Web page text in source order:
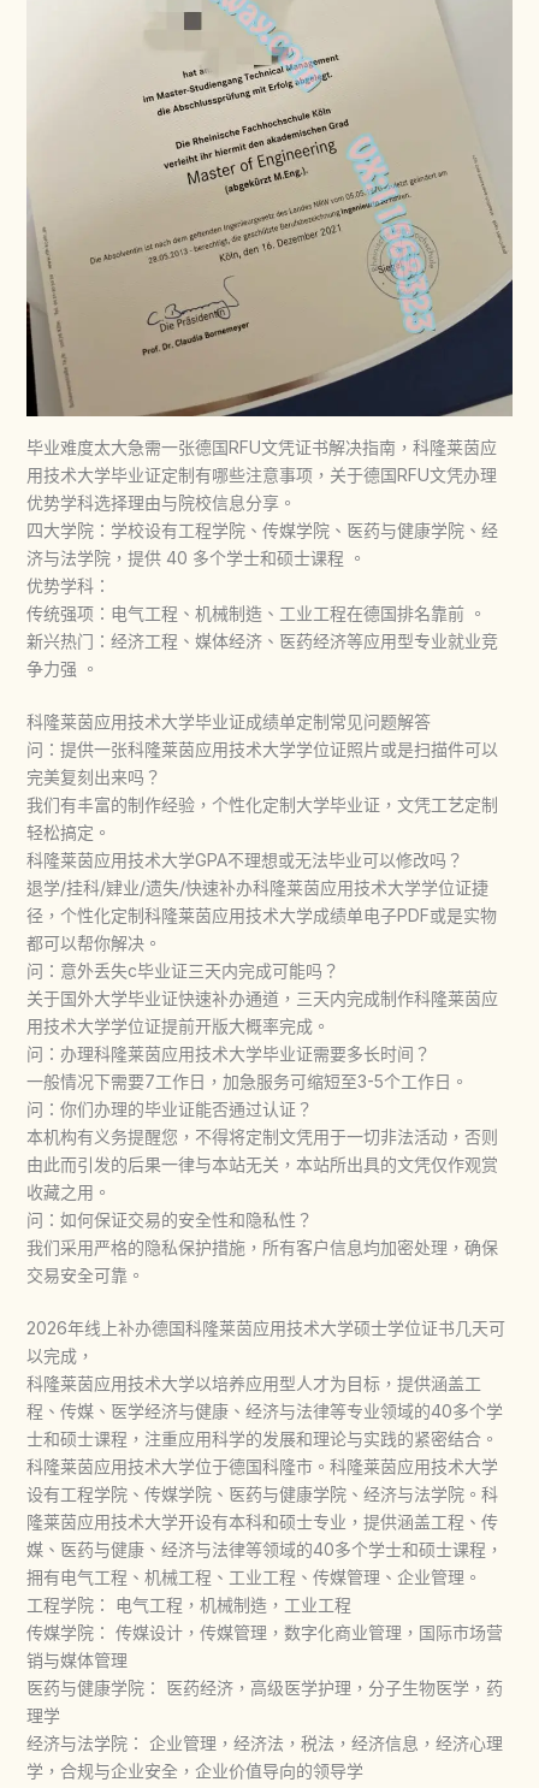
毕业难度太大急需一张德国RFU文凭证书解决指南，科隆莱茵应
用技术大学毕业证定制有哪些注意事项，关于德国RFU文凭办理
优势学科选择理由与院校信息分享。
四大学院‌：学校设有工程学院、传媒学院、医药与健康学院、经
济与法学院，提供 40 多个学士和硕士课程 。‌‌
‌优势学科‌：
‌传统强项‌：电气工程、机械制造、工业工程在德国排名靠前 。
‌新兴热门‌：经济工程、媒体经济、医药经济等应用型专业就业竞
争力强 。‌‌
科隆莱茵应用技术大学毕业证成绩单定制常见问题解答
问：提供一张科隆莱茵应用技术大学学位证照片或是扫描件可以
完美复刻出来吗？
我们有丰富的制作经验，个性化定制大学毕业证，文凭工艺定制
轻松搞定。
科隆莱茵应用技术大学GPA不理想或无法毕业可以修改吗？
退学/挂科/肄业/遗失/快速补办科隆莱茵应用技术大学学位证捷
径，个性化定制科隆莱茵应用技术大学成绩单电子PDF或是实物
都可以帮你解决。
问：意外丢失c毕业证三天内完成可能吗？
关于国外大学毕业证快速补办通道，三天内完成制作科隆莱茵应
用技术大学学位证提前开版大概率完成。
问：办理科隆莱茵应用技术大学毕业证需要多长时间？
一般情况下需要7工作日，加急服务可缩短至3-5个工作日。
问：你们办理的毕业证能否通过认证？
本机构有义务提醒您，不得将定制文凭用于一切非法活动，否则
由此而引发的后果一律与本站无关，本站所出具的文凭仅作观赏
收藏之用。
问：如何保证交易的安全性和隐私性？
我们采用严格的隐私保护措施，所有客户信息均加密处理，确保
交易安全可靠。
2026年线上补办德国科隆莱茵应用技术大学硕士学位证书几天可
以完成，
科隆莱茵应用技术大学以培养应用型人才为目标，提供涵盖工
程、传媒、医学经济与健康、经济与法律等专业领域的40多个学
士和硕士课程，注重应用科学的发展和理论与实践的紧密结合。
科隆莱茵应用技术大学位于德国科隆市。科隆莱茵应用技术大学
设有工程学院、传媒学院、医药与健康学院、经济与法学院。科
隆莱茵应用技术大学开设有本科和硕士专业，提供涵盖工程、传
媒、医药与健康、经济与法律等领域的40多个学士和硕士课程，
拥有电气工程、机械工程、工业工程、传媒管理、企业管理。
工程学院： 电气工程，机械制造，工业工程
传媒学院： 传媒设计，传媒管理，数字化商业管理，国际市场营
销与媒体管理
医药与健康学院： 医药经济，高级医学护理，分子生物医学，药
理学
经济与法学院： 企业管理，经济法，税法，经济信息，经济心理
学，合规与企业安全，企业价值导向的领导学